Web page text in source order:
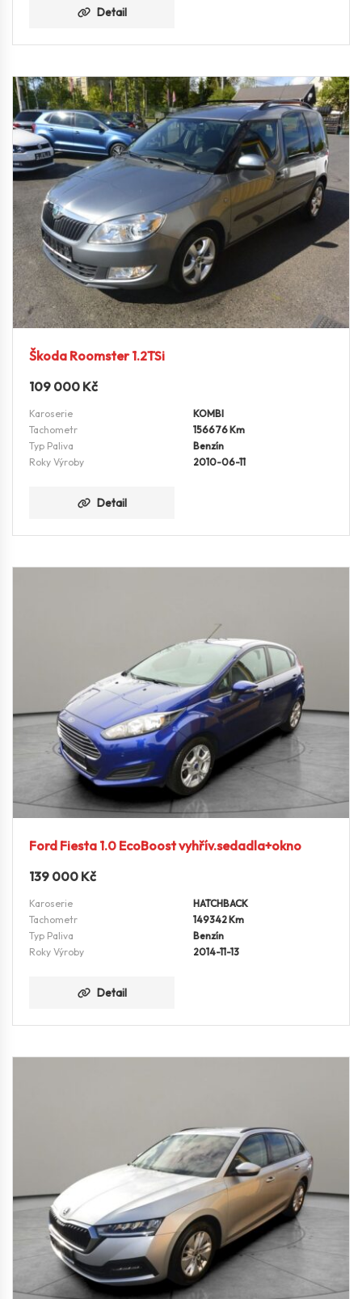
Detail
Škoda Roomster 1.2TSi
109 000 Kč
Karoserie
KOMBI
Tachometr
156676 Km
Typ Paliva
Benzín
Roky Výroby
2010-06-11
Detail
Ford Fiesta 1.0 EcoBoost vyhřív.sedadla+okno
139 000 Kč
Karoserie
HATCHBACK
Tachometr
149342 Km
Typ Paliva
Benzín
Roky Výroby
2014-11-13
Detail